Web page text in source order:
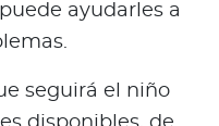
ayudarles a
seguirá el niño